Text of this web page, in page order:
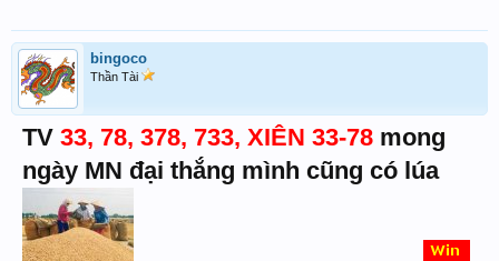
bingoco
Thần Tài
TV 33, 78, 378, 733, XIÊN 33-78 mong
ngày MN đại thắng mình cũng có lúa